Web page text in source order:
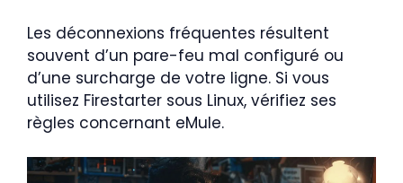
Les déconnexions fréquentes résultent
souvent d’un pare-feu mal configuré ou
d’une surcharge de votre ligne. Si vous
utilisez Firestarter sous Linux, vérifiez ses
règles concernant eMule.